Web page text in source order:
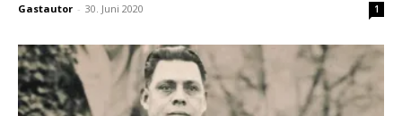
Gastautor - 30. Juni 2020 1